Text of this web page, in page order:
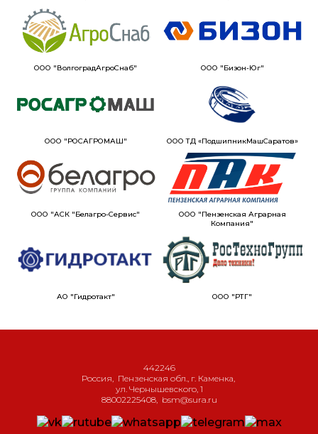
ООО "ВолгоградАгроСнаб" ООО "Бизон-Юг"
ООО "РОСАГРОМАШ" ООО ТД «ПодшипникМашСаратов»
ООО "АСК "Белагро-Сервис"
ООО "Пензенская Аграрная
Компания"
АО "Гидротакт" ООО "РТГ"
442246
Россия
Пензенская обл., г. Каменка
ул. Чернышевского, 1
88002225408, bsm@sura.ru